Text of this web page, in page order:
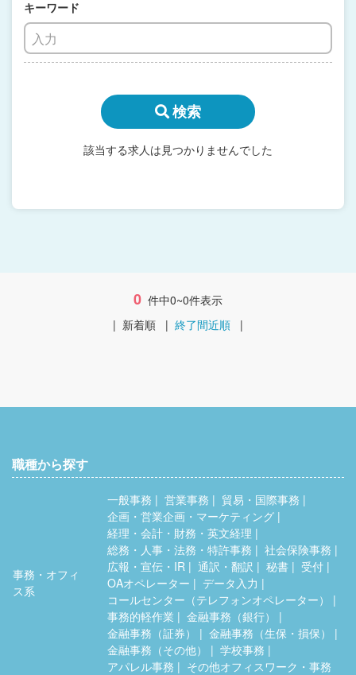
キーワード
検索
該当する求人は見つかりませんでした
0 件中0~0件表示
| 新着順 | 終了間近順 |
職種から探す
事務・オフィ
ス系
一般事務 営業事務
貿易・国際事務
企画・営業企画・マーケティング
経理・会計・財務・英文経理
総務・人事・法務・特許事務
社会保険事務
広報・宣伝・IR
通訳・翻訳 秘書
受付
OAオペレーター
データ入力
コールセンター（テレフォンオペレーター）
事務的軽作業
金融事務（銀行）
金融事務（証券）
金融事務（生保・損保）
金融事務（その他）
学校事務
アパレル事務
その他オフィスワーク・事務